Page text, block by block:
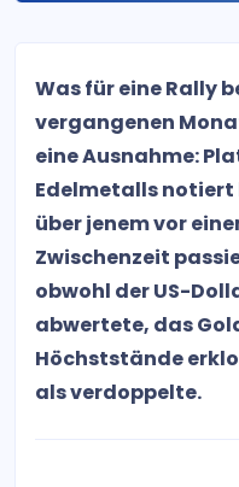
Was für eine Rally
vergangenen
eine Ausnahme:
Edelmetalls notiert
über jenem vor
Zwischenzeit
obwohl der US-
abwertete, das
Höchststände
als verdoppelte.